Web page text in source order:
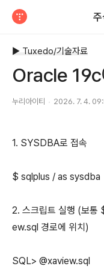
주
▶ Tuxedo/기술자료
Oracle 19c
누리아이티 2026. 7. 4.
1. SYSDBA로 접속
$ sqlplus / as sysdba
2. 스크립트 실행 (보
ew.sql 경로에 위치)
SQL> @xaview.sql